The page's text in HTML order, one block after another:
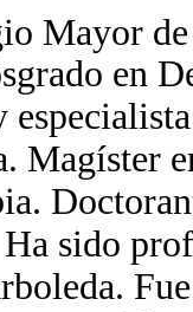
Mayor
en
Magíster
sido